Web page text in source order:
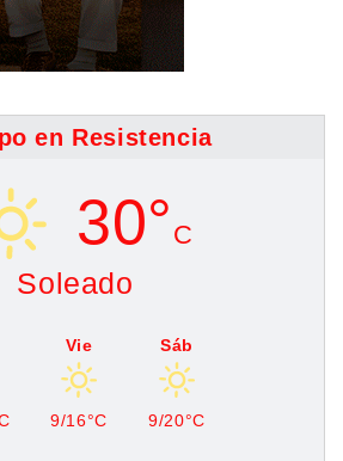
en Resistencia
30° C
Soleado
Vie
9/16°C
Sáb
9/20°C